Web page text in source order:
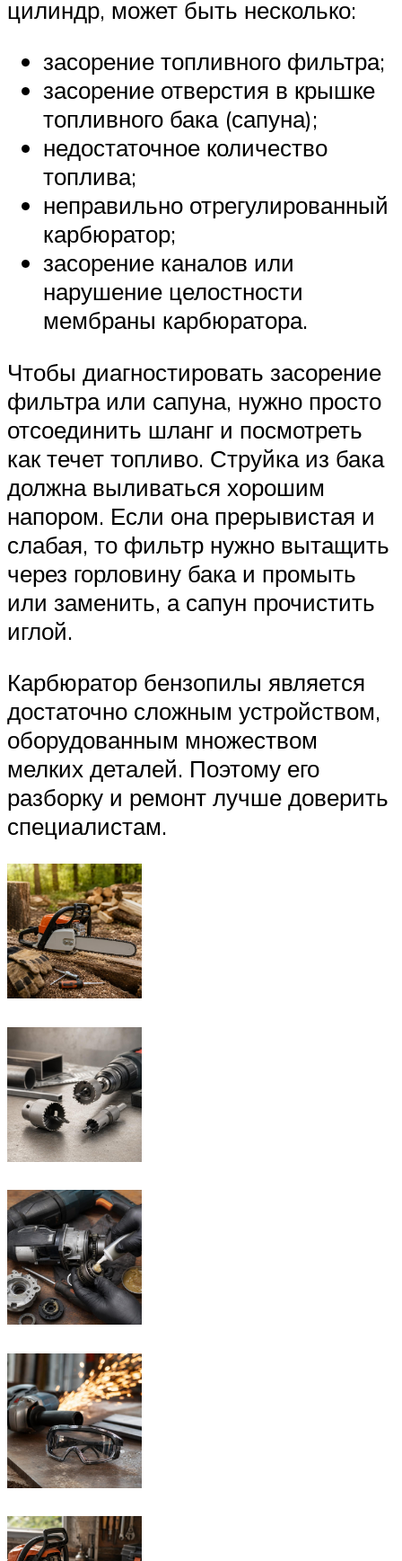
цилиндр, может быть несколько:
засорение топливного фильтра;
засорение отверстия в крышке
топливного бака (сапуна);
недостаточное количество
топлива;
неправильно отрегулированный
карбюратор;
засорение каналов или
нарушение целостности
мембраны карбюратора.
Чтобы диагностировать засорение
фильтра или сапуна, нужно просто
отсоединить шланг и посмотреть
как течет топливо. Струйка из бака
должна выливаться хорошим
напором. Если она прерывистая и
слабая, то фильтр нужно вытащить
через горловину бака и промыть
или заменить, а сапун прочистить
иглой.
Карбюратор бензопилы является
достаточно сложным устройством,
оборудованным множеством
мелких деталей. Поэтому его
разборку и ремонт лучше доверить
специалистам.